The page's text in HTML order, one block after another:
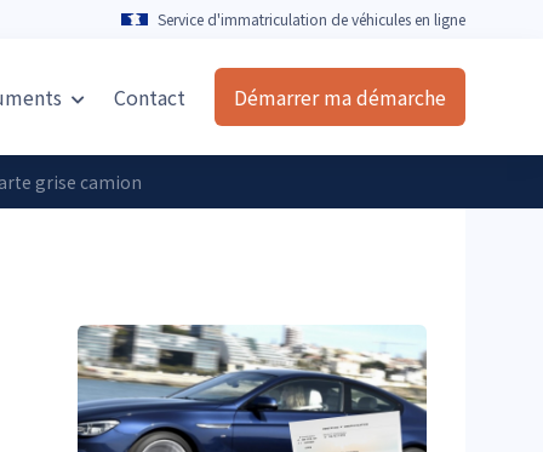
Service d'immatriculation de véhicules en ligne
Contact Démarrer ma démarche
grise camion